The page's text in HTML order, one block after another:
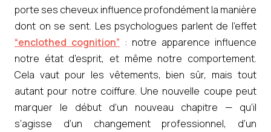
porte ses cheveux influence profondément la manière
dont on se sent. Les psychologues parlent de l’effet
“enclothed cognition” : notre apparence influence
notre état d’esprit, et même notre comportement.
Cela vaut pour les vêtements, bien sûr, mais tout
autant pour notre coiffure. Une nouvelle coupe peut
marquer le début d’un nouveau chapitre — qu’il
s’agisse d’un changement professionnel, d’un